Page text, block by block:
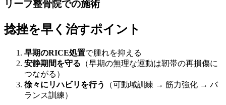
リーフ整骨院での施術
捻挫を早く治すポイント
早期のRICE処置で腫れを抑える
安静期間を守る （早期の無理な運動は靭帯の再損傷に
つながる）
徐々にリハビリを行う
（可動域訓練 → 筋力強化 → バ
ランス訓練）